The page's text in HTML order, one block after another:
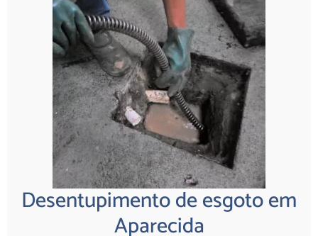
Desentupimento de esgoto em
Aparecida